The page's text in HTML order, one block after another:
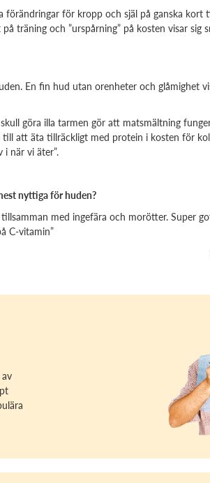
förändringar för kropp och själ på ganska kort
träning och ”urspårning” på kosten visar sig
En fin hud utan orenheter och glåmighet
göra illa tarmen gör att matsmältning
att äta tillräckligt med protein i kosten för
när vi äter”.
nyttiga för huden?
med ingefära och morötter. Super
C-vitamin”